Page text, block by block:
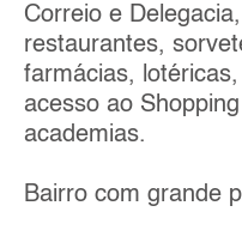
Correio e
restaurantes,
farmácias,
acesso ao
academias.
Bairro com grande